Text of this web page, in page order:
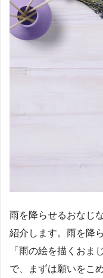
雨を降らせるおなじ
紹介します。雨を降
「雨の絵を描くおま
で、まずは願いをこ